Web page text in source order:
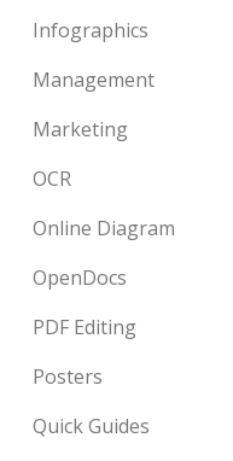
Infographics
Management
Marketing
OCR
Online Diagram
OpenDocs
PDF Editing
Posters
Quick Guides